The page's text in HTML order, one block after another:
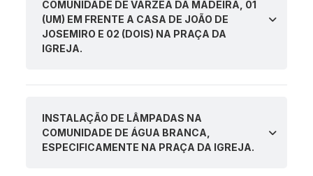
COMUNIDADE DE VÁRZEA DA MADEIRA, 01
(UM) EM FRENTE A CASA DE JOÃO DE
JOSEMIRO E 02 (DOIS) NA PRAÇA DA
IGREJA.
INSTALAÇÃO DE LÂMPADAS NA
COMUNIDADE DE ÁGUA BRANCA,
ESPECIFICAMENTE NA PRAÇA DA IGREJA.